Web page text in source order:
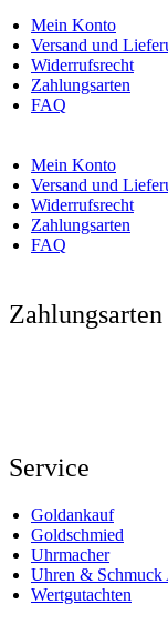
Mein Konto
Versand und
Widerrufsrecht
Zahlungsarten
FAQ
Mein Konto
Versand und
Widerrufsrecht
Zahlungsarten
FAQ
Zahlungsarten
Service
Goldankauf
Goldschmied
Uhrmacher
Uhren & Schmuck
Wertgutachten